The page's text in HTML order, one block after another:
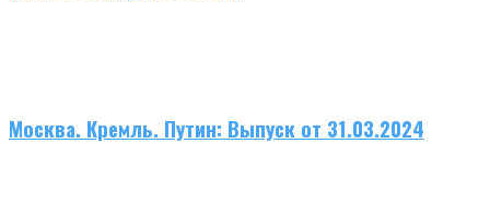
Москва. Кремль. Путин: Выпуск от 31.03.2024